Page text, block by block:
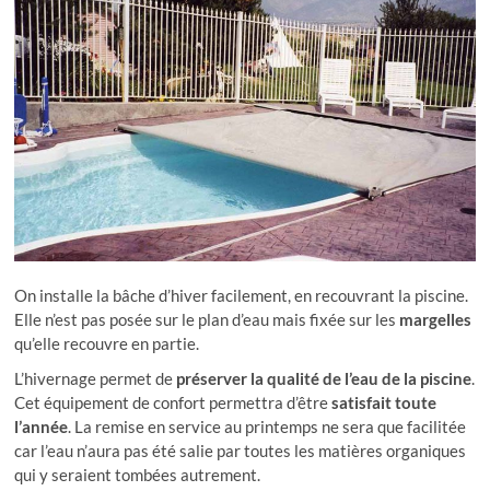
On installe la bâche d’hiver facilement, en recouvrant la piscine.
Elle n’est pas posée sur le plan d’eau mais fixée sur les margelles
qu’elle recouvre en partie.
L’hivernage permet de préserver la qualité de l’eau de la piscine.
Cet équipement de confort permettra d’êtresatisfait toute
l’année. La remise en service au printemps ne sera que facilitée
car l’eau n’aura pas été salie par toutes les matières organiques
qui y seraient tombées autrement.